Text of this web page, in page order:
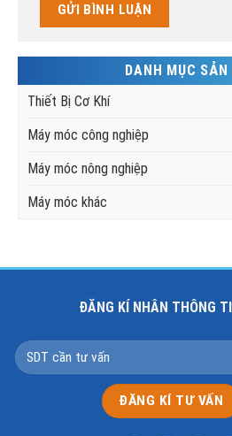
DANH MỤC
Thiết Bị Cơ Khí
Máy móc công nghiệp
Máy móc nông nghiệp
Máy móc khác
ĐĂNG KÍ NHÂN THÔNG